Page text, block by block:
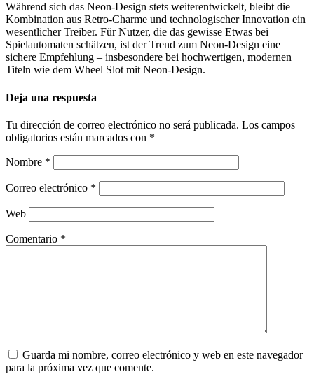
Während sich das Neon-Design stets weiterentwickelt, bleibt die
Kombination aus Retro-Charme und technologischer Innovation ein
wesentlicher Treiber. Für Nutzer, die das gewisse Etwas bei
Spielautomaten schätzen, ist der Trend zum Neon-Design eine
sichere Empfehlung – insbesondere bei hochwertigen, modernen
Titeln wie dem Wheel Slot mit Neon-Design.
Deja una respuesta
Tu dirección de correo electrónico no será publicada. Los campos
obligatorios están marcados con *
Nombre *
Correo electrónico *
Web
Comentario *
Guarda mi nombre, correo electrónico y web en este navegador
para la próxima vez que comente.